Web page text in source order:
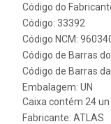
Código do
Código: 33392
Código NCM:
Código de Barras
Código de Barras
Embalagem: UN
Caixa contém 24 un
Fabricante: ATLAS